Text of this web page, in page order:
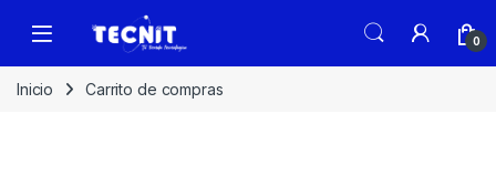
0
Inicio Carrito de compras